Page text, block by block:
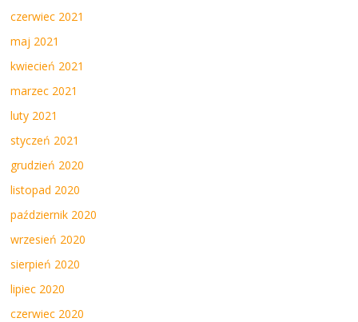
czerwiec 2021
maj 2021
kwiecień 2021
marzec 2021
luty 2021
styczeń 2021
grudzień 2020
listopad 2020
październik 2020
wrzesień 2020
sierpień 2020
lipiec 2020
czerwiec 2020